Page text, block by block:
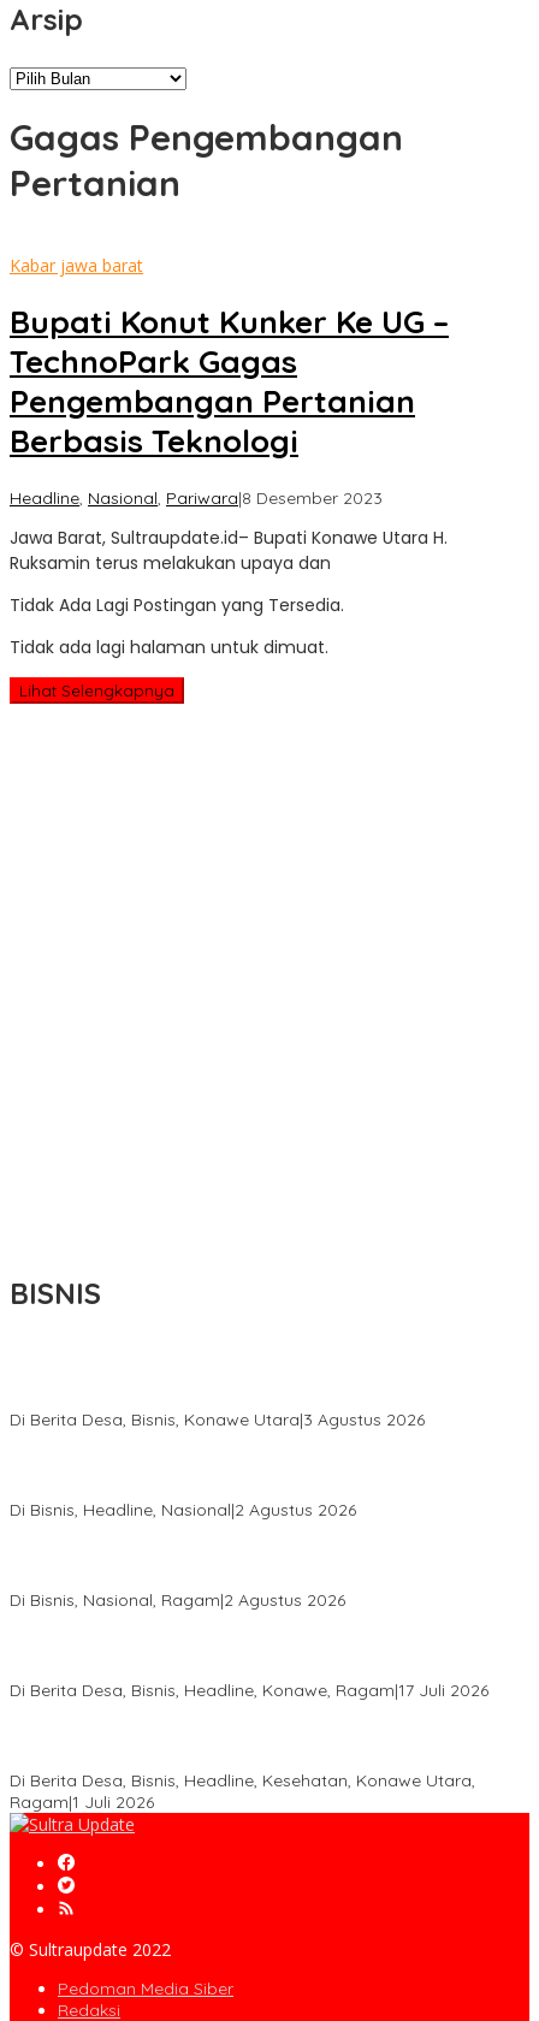
Arsip
Arsip
Gagas Pengembangan
Pertanian
Kabar jawa barat
Bupati Konut Kunker Ke UG –
TechnoPark Gagas
Pengembangan Pertanian
Berbasis Teknologi
Headline, Nasional, Pariwara|8 Desember 2023
Update
Jawa Barat, Sultraupdate.id– Bupati Konawe Utara H.
Ruksamin terus melakukan upaya dan
Tidak Ada Lagi Postingan yang Tersedia.
Tidak ada lagi halaman untuk dimuat.
Lihat Selengkapnya
BISNIS
Di Berita Desa, Bisnis, Konawe Utara|3 Agustus 2026
Di Bisnis, Headline, Nasional|2 Agustus 2026
Di Bisnis, Nasional, Ragam|2 Agustus 2026
Di Berita Desa, Bisnis, Headline, Konawe, Ragam|17 Juli 2026
Di Berita Desa, Bisnis, Headline, Kesehatan, Konawe Utara,
Ragam|1 Juli 2026
© Sultraupdate 2022
Pedoman Media Siber
Redaksi